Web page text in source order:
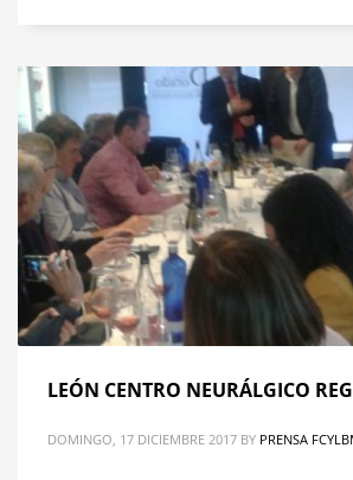
LEÓN CENTRO NEURÁLGICO
DOMINGO, 17 DICIEMBRE 2017 BY PRENSA